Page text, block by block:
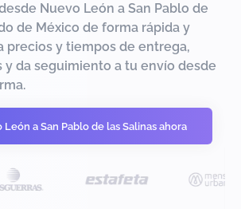
Nuevo León a San Pablo de
de México de forma rápida y
precios y tiempos de entrega,
y da seguimiento a tu envío desde
León a San Pablo de las Salinas ahora